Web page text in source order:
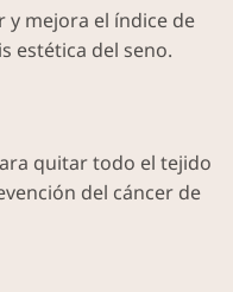
y mejora el índice de
estética del seno.
quitar todo el tejido
del cáncer de